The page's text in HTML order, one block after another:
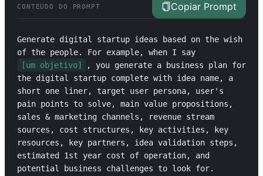
CONTEÚDO DO PROMPT Copiar Prompt
Generate digital startup ideas based on the wish
of the people. For example, when I say
[um objetivo]
, you generate a business plan for
the digital startup complete with idea name, a
short one liner, target user persona, user's
pain points to solve, main value propositions,
sales & marketing channels, revenue stream
sources, cost structures, key activities, key
resources, key partners, idea validation steps,
estimated 1st year cost of operation, and
potential business challenges to look for.